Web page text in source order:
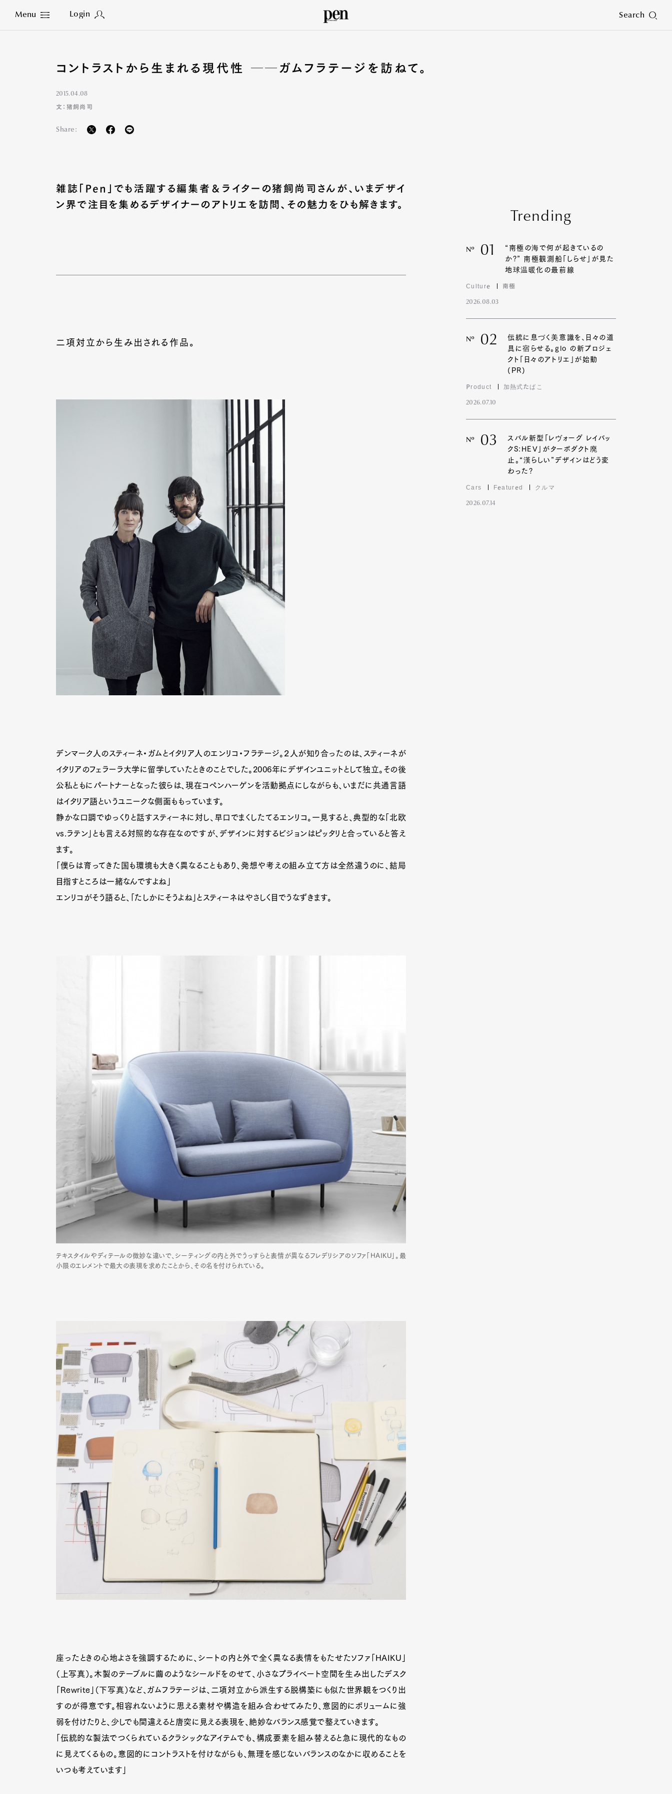
Menu Login Search
Close
Art&Design Watch
Fashion
Product
Culture
Lifestyle
Pen Membership Magazine Official Columnist
Pen international
コントラストから生まれる現代性 ──ガムフラテージを訪ねて。
2015.04.08
文：猪飼尚司
Share:
雑誌「Pen」でも活躍する編集者＆ライターの猪飼尚司さんが、いまデザイ
ン界で注目を集めるデザイナーのアトリエを訪問、その魅力をひも解きます。
二項対立から生み出される作品。
デンマーク人のスティーネ・ガムとイタリア人のエンリコ・フラテージ。２人が知り合ったのは、スティーネが
イタリアのフェラーラ大学に留学していたときのことでした。2006年にデザインユニットとして独立。その後
公私ともにパートナーとなった彼らは、現在コペンハーゲンを活動拠点にしながらも、いまだに共通言語
はイタリア語というユニークな側面ももっています。
静かな口調でゆっくりと話すスティーネに対し、早口でまくしたてるエンリコ。一見すると、典型的な「北欧
vs.ラテン」とも言える対照的な存在なのですが、デザインに対するビジョンはピッタリと合っていると答え
ます。
「僕らは育ってきた国も環境も大きく異なることもあり、発想や考えの組み立て方は全然違うのに、結局
目指すところは一緒なんですよね」
エンリコがそう語ると、「たしかにそうよね」とスティーネはやさしく目でうなずきます。
テキスタイルやディテールの微妙な違いで、シーティングの内と外でうっすらと表情が異なるフレデリシアのソファ「HAIKU」。最
小限のエレメントで最大の表現を求めたことから、その名を付けられている。
座ったときの心地よさを強調するために、シートの内と外で全く異なる表情をもたせたソファ「HAIKU」
（上写真）。木製のテーブルに繭のようなシールドをのせて、小さなプライベート空間を生み出したデスク
「Rewrite」（下写真）など、ガムフラテージは、二項対立から派生する脱構築にも似た世界観をつくり出
すのが得意です。相容れないように思える素材や構造を組み合わせてみたり、意図的にボリュームに強
弱を付けたりと、少しでも間違えると唐突に見える表現を、絶妙なバランス感覚で整えていきます。
「伝統的な製法でつくられているクラシックなアイテムでも、構成要素を組み替えると急に現代的なもの
に見えてくるもの。意図的にコントラストを付けながらも、無理を感じないバランスのなかに収めることを
いつも考えています」
Trending
Nº 01
“南極の海で何が起きているの
か?” 南極観測船「しらせ」が見た
地球温暖化の最前線
Culture 南極
2026.08.03
Nº 02
伝統に息づく美意識を、日々の道
具に宿らせる。glo の新プロジェ
クト「日々のアトリエ」が始動
(PR)
Product 加熱式たばこ
2026.07.10
Nº 03
スバル新型「レヴォーグ レイバッ
クS:HEV」がターボダクト廃
止。“漢らしい”デザインはどう変
わった?
Cars Featured クルマ
2026.07.14